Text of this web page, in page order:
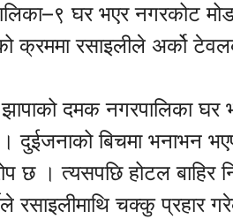
घर भएर नगरकोट
क्रममा रसाइलीले अर्को
दमक नगरपालिका घर
। दुईजनाको बिचमा भनाभन
छ । त्यसपछि होटल
रसाइलीमाथि चक्कु प्रहार